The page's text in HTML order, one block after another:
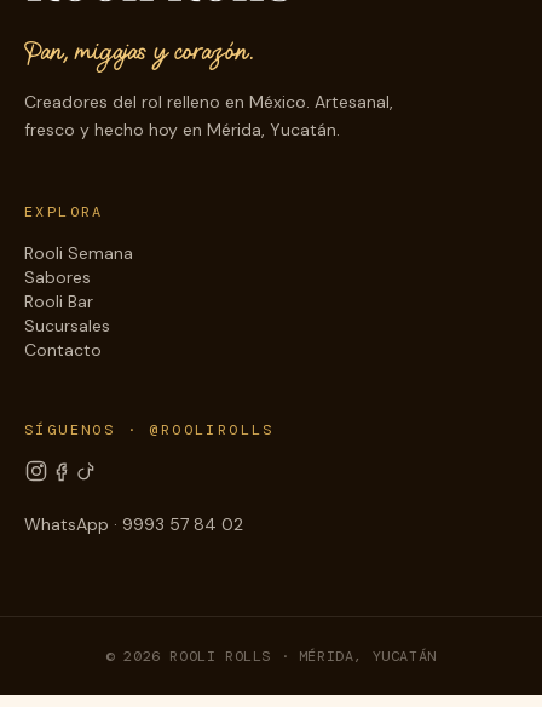
Pan, migajas y corazón.
Creadores del rol relleno en México. Artesanal,
fresco y hecho hoy en Mérida, Yucatán.
EXPLORA
Rooli Semana
Sabores
Rooli Bar
Sucursales
Contacto
SÍGUENOS · @ROOLIROLLS
WhatsApp · 9993 57 84 02
© 2026 ROOLI ROLLS · MÉRIDA, YUCATÁN